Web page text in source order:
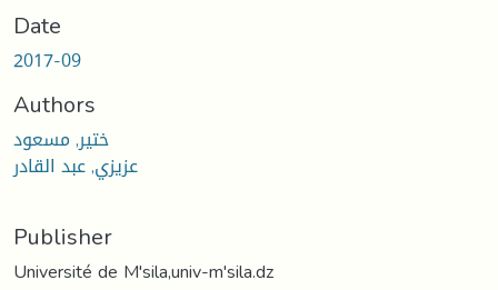
Date
2017-09
Authors
ختير, مسعود
عزيزي, عبد القادر
Publisher
Université de M'sila,univ-m'sila.dz